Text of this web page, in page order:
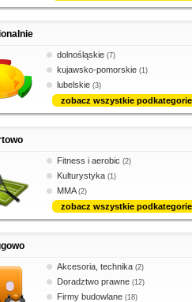
dolnośląskie (7)
kujawsko-pomorskie (1)
lubelskie (3)
zobacz wszystkie podkategorie
Fitness i aerobic (2)
Kulturystyka (1)
MMA (2)
zobacz wszystkie podkategorie
Akcesoria, technika (2)
Doradztwo prawne (12)
Firmy budowlane (18)